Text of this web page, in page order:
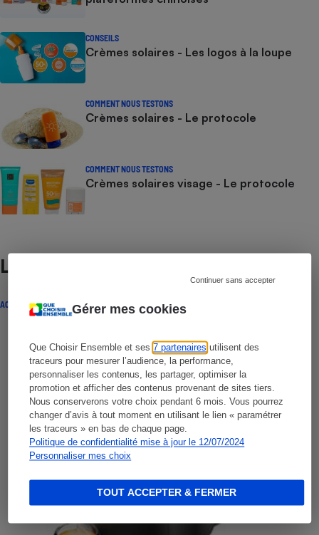
Gérer mes cookies
Que Choisir Ensemble et ses7 partenaires utilisent des
traceurs pour mesurer l’audience, la performance,
personnaliser les contenus, les partager, optimiser la
promotion et afficher des contenus provenant de sites tiers.
Nous conserverons votre choix pendant 6 mois. Vous pourrez
changer d’avis à tout moment en utilisant le lien « paramétrer
les traceurs » en bas de chaque page.
Politique de confidentialité mise à jour le 12/07/2024
Personnaliser mes choix
Continuer sans accepter
TOUT ACCEPTER & FERMER
CONSEILS
Crèmes solaires - Les logos à la loupe
COMMENT NOUS TESTONS
Crèmes solaires - Le protocole
COMMENT NOUS TESTONS
Crèmes solaires visage - Le protocole
Lire aussi
ACTUALITÉ